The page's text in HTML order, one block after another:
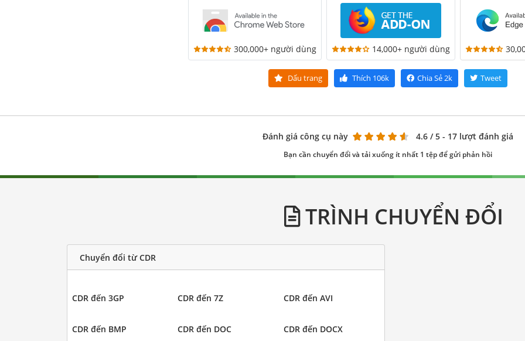
300,000+ người dùng 14,000+ người dùng
Dấu trang Thích 106k Chia Sẻ2k Tweet
Đánh giá công cụ này 4.6 / 5 - 17 lượt đánh giá
Bạn cần chuyển đổi và tải xuống ít nhất 1 tệp để gửi phản hồi
TRÌNH CHUYỂN ĐỔI
Chuyển đổi từ CDR
CDR đến 3GP CDR đến 7Z CDR đến AVI
CDR đến BMP CDR đến DOC CDR đến DOCX